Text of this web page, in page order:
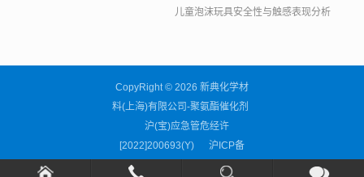
儿童泡沫玩具安全性与触感表现分析
CopyRight © 2026 新典化学材
料(上海)有限公司-聚氨酯催化剂
沪(宝)应急管危经许
[2022]200693(Y) 沪ICP备